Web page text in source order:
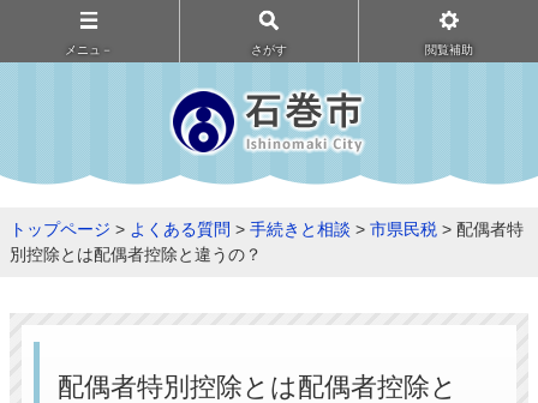
メニュ－ さがす 閲覧補助
トップページ > よくある質問 > 手続きと相談 > 市県民税 > 配偶者特
別控除とは配偶者控除と違うの？
配偶者特別控除とは配偶者控除と